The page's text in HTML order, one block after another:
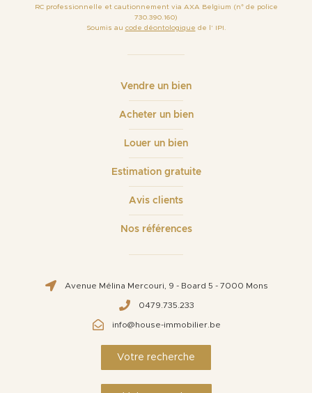
RC professionnelle et cautionnement via AXA Belgium (n° de police
730.390.160)
Soumis au code déontologique de l’ IPI.
Vendre un bien
Acheter un bien
Louer un bien
Estimation gratuite
Avis clients
Nos références
Avenue Mélina Mercouri, 9 - Board 5 - 7000 Mons
0479.735.233
info@house-immobilier.be
Votre recherche